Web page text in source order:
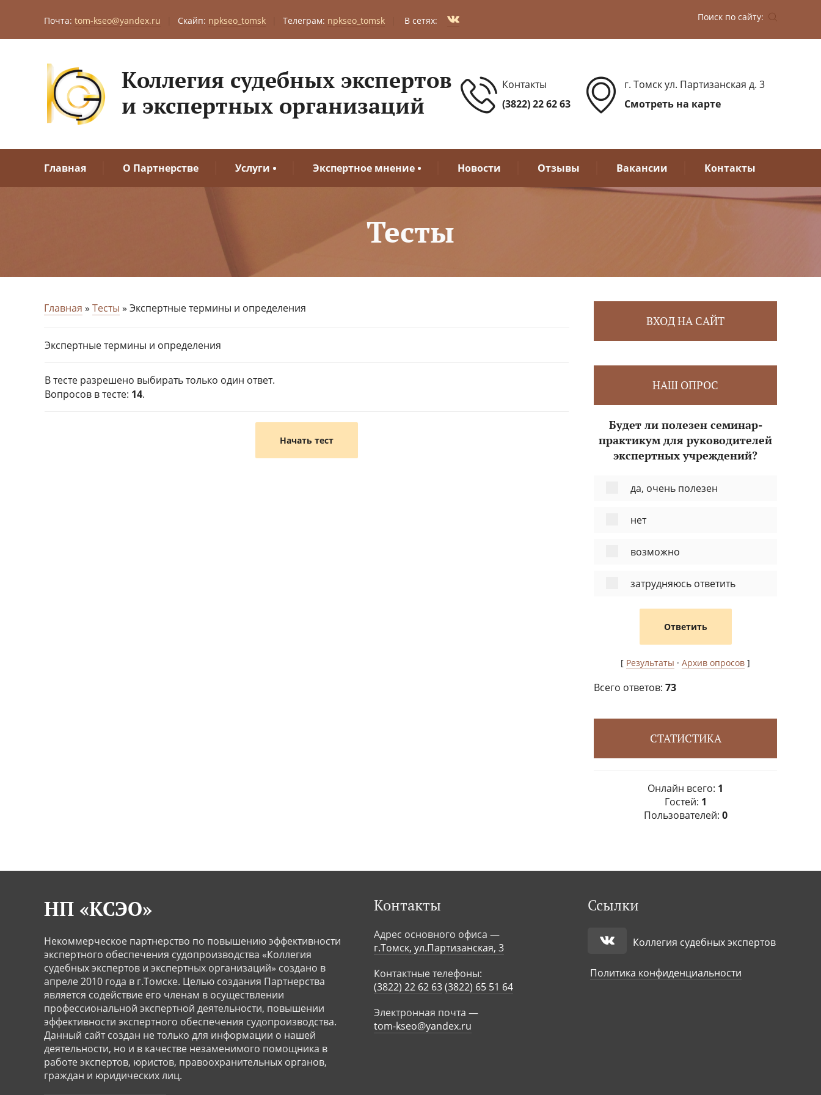
Почта: tom-kseo@yandex.ru Скайп: npkseo_tomsk Телеграм: npkseo_tomsk В сетях: Поиск по сайту:
Коллегия судебных экспертов
и экспертных организаций
Контакты
(3822) 22 62 63
г. Томск ул. Партизанская д. 3
Смотреть на карте
Главная О Партнерстве Услуги Экспертное мнение Новости Отзывы Вакансии Контакты
Тесты
Главная » Тесты » Экспертные термины и определения
Экспертные термины и определения
В тесте разрешено выбирать только один ответ.
Вопросов в тесте: 14.
ВХОД НА САЙТ
НАШ ОПРОС
Будет ли полезен семинар-
практикум для руководителей
экспертных учреждений?
да, очень полезен
нет
возможно
затрудняюсь ответить
[ Результаты · Архив опросов ]
Всего ответов: 73
СТАТИСТИКА
Онлайн всего: 1
Гостей: 1
Пользователей: 0
НП «КСЭО»
Некоммерческое партнерство по повышению эффективности
экспертного обеспечения судопроизводства «Коллегия
судебных экспертов и экспертных организаций» создано в
апреле 2010 года в г.Томске. Целью создания Партнерства
является содействие его членам в осуществлении
профессиональной экспертной деятельности, повышении
эффективности экспертного обеспечения судопроизводства.
Данный сайт создан не только для информации о нашей
деятельности, но и в качестве незаменимого помощника в
работе экспертов, юристов, правоохранительных органов,
граждан и юридических лиц.
Контакты
Адрес основного офиса —
г.Томск, ул.Партизанская, 3
Контактные телефоны:
(3822) 22 62 63(3822) 65 51 64
Электронная почта —
tom-kseo@yandex.ru
Ссылки
Коллегия судебных экспертов
Политика конфиденциальности